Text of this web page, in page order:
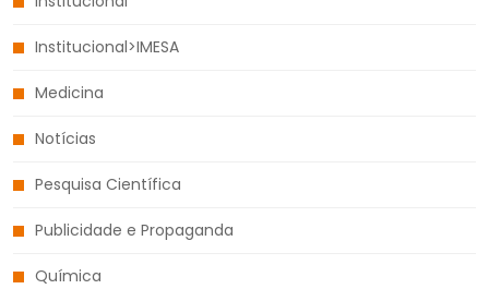
Institucional>IMESA
Medicina
Notícias
Pesquisa Científica
Publicidade e Propaganda
Química